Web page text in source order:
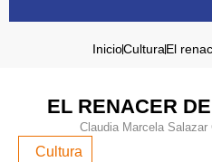
InicioCulturaEl
EL RENACER
Claudia Marcela Salazar
Cultura